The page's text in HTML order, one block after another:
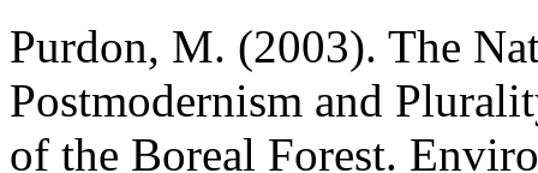
Purdon, M. (2003). The
Postmodernism and
of the Boreal Forest.